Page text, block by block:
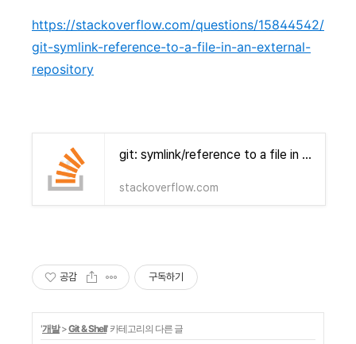
https://stackoverflow.com/questions/15844542/
git-symlink-reference-to-a-file-in-an-external-
repository
git: symlink/reference to a file in an external repository
stackoverflow.com
공감 구독하기
'개발>Git & Shell' 카테고리의 다른 글